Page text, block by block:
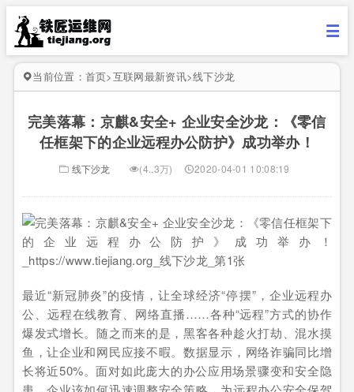
当前位置： 首页>互联网最新资讯>线下沙龙
完美落幕：京麒&安全+ 企业安全沙龙：《零信
任框架下的企业远程办公防护》成功举办！
线下沙龙 (4..3万) 2020-04-01 10:08:19
最近“新冠肺炎”的疫情，让全球经济“停摆”，企业远程办
公、远程在线教育、网络直播……各种“远程”方式的协作
爆发式增长。随之而来的是，黑客各种趁火打劫、混水摸
鱼，让企业和网民应接不暇。数据显示，网络诈骗同比增
长将近50%。面对如此庞大的办公应用场景骤变和安全隐